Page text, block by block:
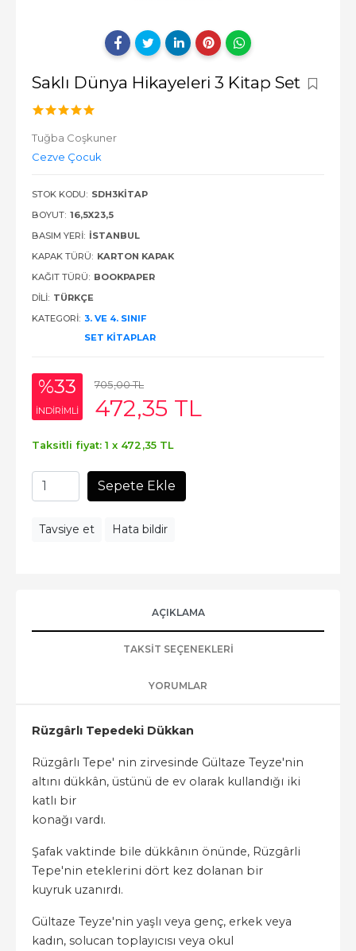
Saklı Dünya Hikayeleri 3 Kitap Set
Tuğba Coşkuner
Cezve Çocuk
STOK KODU: SDH3KITAP
BOYUT: 16,5X23,5
BASIM YERI: İSTANBUL
KAPAK TÜRÜ: KARTON KAPAK
KAĞIT TÜRÜ: BOOKPAPER
DILI: TÜRKÇE
KATEGORI: 3. VE 4. SINIF
SET KITAPLAR
%33
INDIRIMLI
705,00TL
472,35 TL
Taksitli fiyat: 1 x 472 ,35 TL
Sepete Ekle
Tavsiye et Hata bildir
AÇIKLAMA
TAKSIT SEÇENEKLERI
YORUMLAR
Rüzgârlı Tepedeki Dükkan
Rüzgârlı Tepe' nin zirvesinde Gültaze Teyze'nin
altını dükkân, üstünü de ev olarak kullandığı iki
katlı bir
konağı vardı.
Şafak vaktinde bile dükkânın önünde, Rüzgârli
Tepe'nin eteklerini dört kez dolanan bir
kuyruk uzanırdı.
Gültaze Teyze'nin yaşlı veya genç, erkek veya
kadın, solucan toplayıcısı veya okul